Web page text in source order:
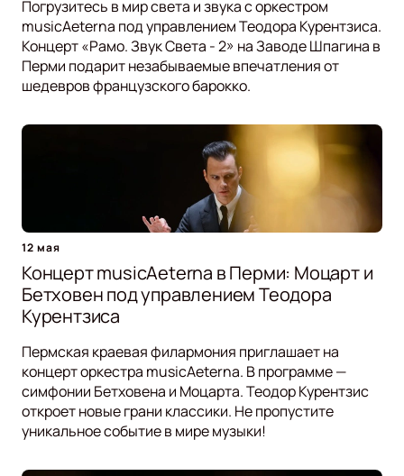
Погрузитесь в мир света и звука с оркестром
musicAeterna под управлением Теодора Курентзиса.
Концерт «Рамо. Звук Света - 2» на Заводе Шпагина в
Перми подарит незабываемые впечатления от
шедевров французского барокко.
12 мая
Концерт musicAeterna в Перми: Моцарт и
Бетховен под управлением Теодора
Курентзиса
Пермская краевая филармония приглашает на
концерт оркестра musicAeterna. В программе —
симфонии Бетховена и Моцарта. Теодор Курентзис
откроет новые грани классики. Не пропустите
уникальное событие в мире музыки!